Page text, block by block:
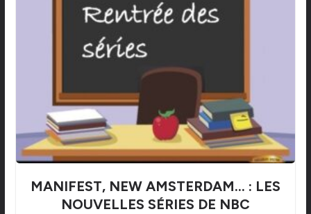
MANIFEST, NEW AMSTERDAM… : LES
NOUVELLES SÉRIES DE NBC